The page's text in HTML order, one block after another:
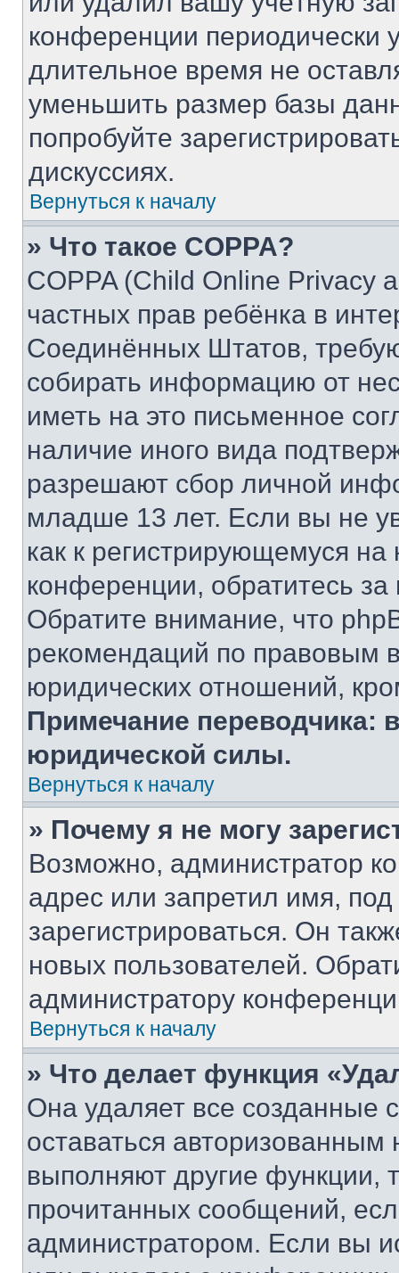
конференции периодически
длительное время не
уменьшить размер базы
попробуйте
дискуссиях.
Вернуться к началу
» Что такое COPPA?
COPPA (Child Online Privacy
частных прав ребёнка в
Соединённых Штатов,
собирать информацию от
иметь на это письменное
наличие иного вида
разрешают сбор личной
младше 13 лет. Если вы не
как к регистрирующемуся
конференции, обратитесь
Обратите внимание, что
рекомендаций по правовым
юридических отношений,
Примечание переводчика:
юридической силы.
Вернуться к началу
» Почему я не могу
Возможно, администратор
адрес или запретил имя,
зарегистрироваться. Он
новых пользователей.
администратору
Вернуться к началу
» Что делает функция
Она удаляет все созданные
оставаться
выполняют другие функции,
прочитанных сообщений,
администратором. Если вы